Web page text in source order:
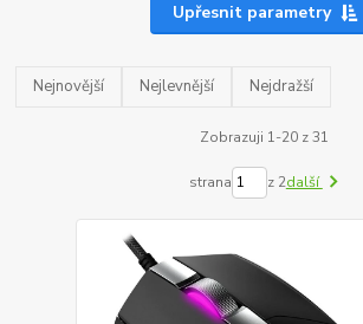
Upřesnit parametry
Nejnovější Nejlevnější Nejdražší
Zobrazuji 1-20 z 31
strana z 2další